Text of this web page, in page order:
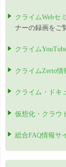
クライムWebセ
ナーの録画をご
クライム
クライムZerto情
クライム・ドキ
仮想化・クラウ
総合FAQ情報サ